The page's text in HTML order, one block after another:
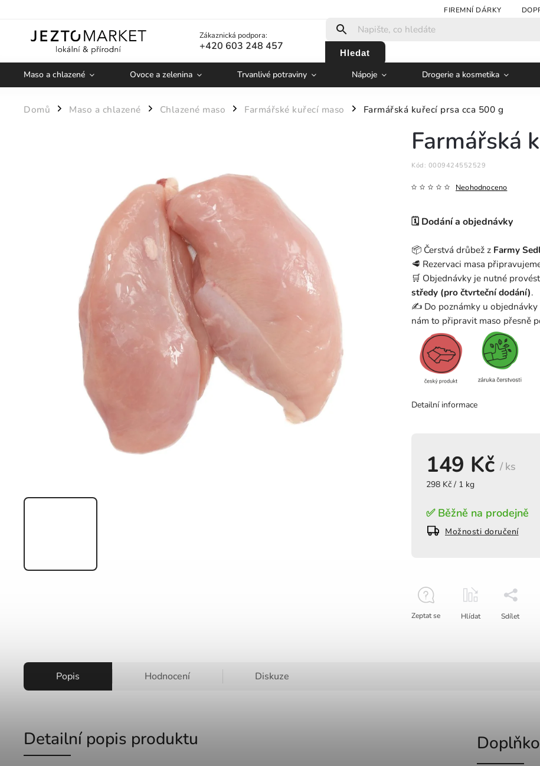
FIREMNÍ DÁRKY
Zákaznická podpora:
+420 603 248 457
Hledat
Maso a chlazené Ovoce a zelenina Trvanlivé potraviny Nápoje Drogerie a kosmetika
Domů / Maso a chlazené / Chlazené maso / Farmářské kuřecí maso / Farmářská kuřecí prsa cca 500 g
149 Kč / ks
298 Kč / 1 kg
✅ Běžně na prodejně
Možnosti doručení
Farmářská
Kód: 0009424552529
Neohodnoceno
🗓️ Dodání a objednávky
📦 Čerstvá drůbež z Farmy
🥩 Rezervaci masa
🛒 Objednávky je nutné provést
středy (pro čtvrteční dodání).
✍️ Do poznámky u objednávky
nám to připravit maso přesně
Detailní informace
Zeptat se Hlídat Sdílet
Popis Hodnocení Diskuze
Detailní popis produktu